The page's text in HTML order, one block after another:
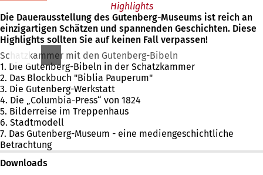
Highlights
Die Dauerausstellung des Gutenberg-Museums ist reich an
einzigartigen Schätzen und spannenden Geschichten. Diese
Highlights sollten Sie auf keinen Fall verpassen!
Schatzkammer mit den Gutenberg-Bibeln
1. Die Gutenberg-Bibeln in der Schatzkammer
2. Das Blockbuch "Biblia Pauperum"
3. Die Gutenberg-Werkstatt
4. Die „Columbia-Press“ von 1824
5. Bilderreise im Treppenhaus
6. Stadtmodell
7. Das Gutenberg-Museum - eine mediengeschichtliche
Betrachtung
Downloads